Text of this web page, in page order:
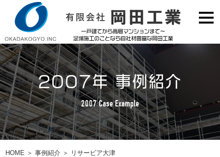
2007年 事例紹介
2007 Case Example
HOME ＞事例紹介 ＞ リサービア大津